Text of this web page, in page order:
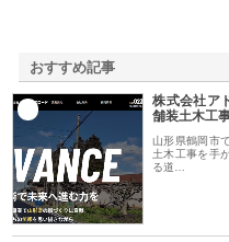
おすすめ記事
株式会社ア
舗装土木工
山形県鶴岡市
土木工事を手
る道…